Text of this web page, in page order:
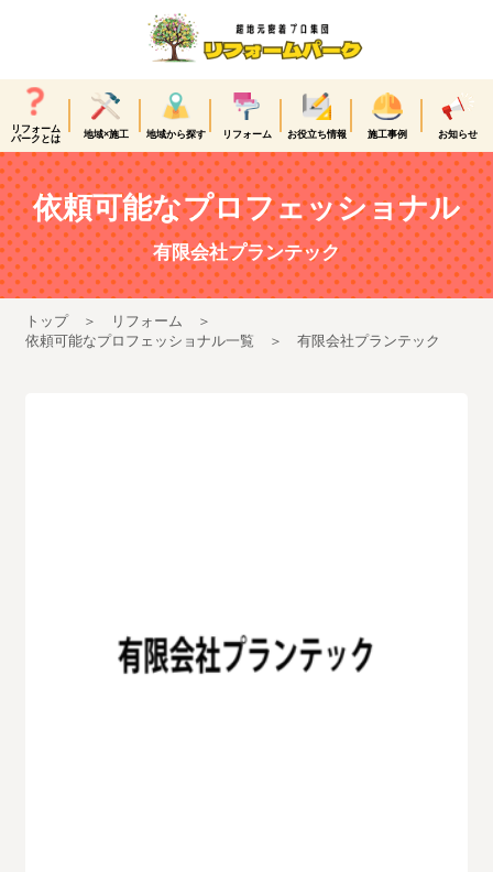
リフォーム
パークとは
地域×施工 地域から探す リフォーム お役立ち情報 施工事例 お知らせ
依頼可能なプロフェッショナル
有限会社プランテック
トップ
リフォーム
依頼可能なプロフェッショナル一覧
有限会社プランテック